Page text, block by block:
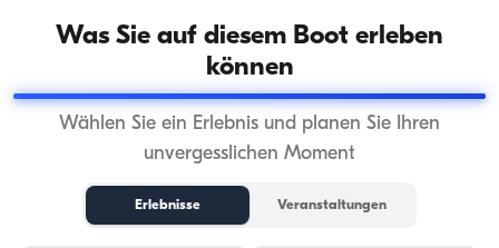
Was Sie auf diesem Boot erleben
können
Wählen Sie ein Erlebnis und planen Sie Ihren
unvergesslichen Moment
Erlebnisse Veranstaltungen